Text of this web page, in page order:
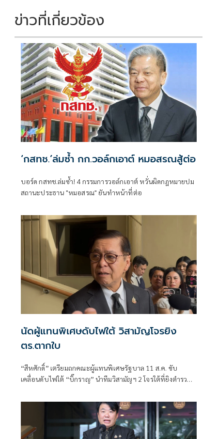
k k
ข่าวที่เกี่ยวข้อง
‘กสทช.’ล่มซํ้า กก.วอล์กเอาต์ หมอสรณสู้ต่อ
บอร์ด กสทช.ล่มซ้ำ! 4 กรรมการวอล์กเอาต์ หวั่นผิดกฎหมายปม
สถานะประธาน "หมอสรณ" ยันทำหน้าที่ต่อ
นัดผู้แทนพิเศษดับไฟใต้ วิสามัญโจรยิง
ตร.ตากใบ
“สีหศักดิ์”​ เตรียมถกคณะผู้แทน​พิเศษรัฐบาล​ 11 ส.ค. ขับ
เคลื่อนดับไฟใต้​ “บิ๊กราญ” นำทีมวิสามัญฯ 2 โจรใต้ที่ยิงตำรวจ